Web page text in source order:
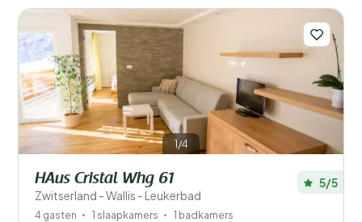
1/4
HAus Cristal Whg 61
Zwitserland - Wallis - Leukerbad
5/5
4 gasten 1 slaapkamers 1 badkamers